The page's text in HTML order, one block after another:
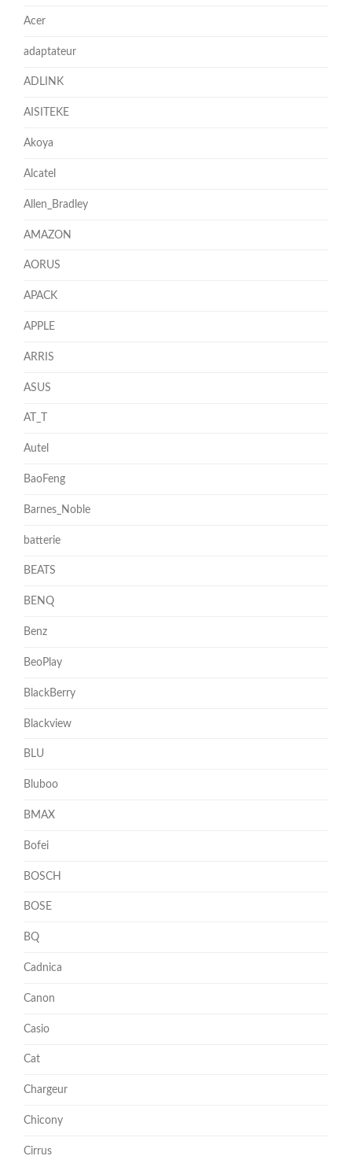
Acer
adaptateur
ADLINK
AISITEKE
Akoya
Alcatel
Allen_Bradley
AMAZON
AORUS
APACK
APPLE
ARRIS
ASUS
AT_T
Autel
BaoFeng
Barnes_Noble
batterie
BEATS
BENQ
Benz
BeoPlay
BlackBerry
Blackview
BLU
Bluboo
BMAX
Bofei
BOSCH
BOSE
BQ
Cadnica
Canon
Casio
Cat
Chargeur
Chicony
Cirrus